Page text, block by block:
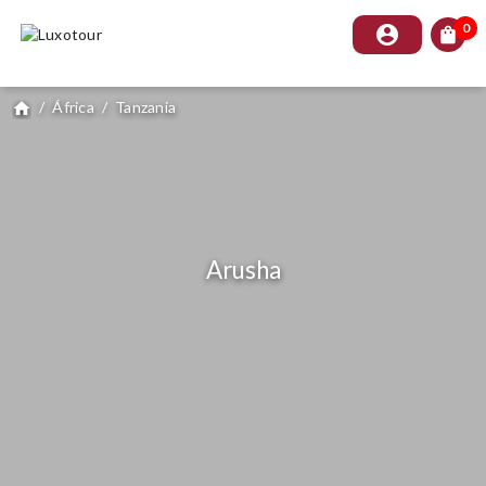
account_circle shopping_bag 0
home / África / Tanzania
Arusha